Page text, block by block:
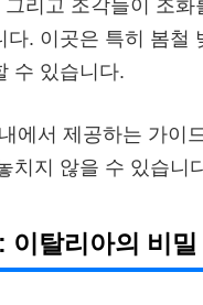
리고 조각들이 조
다. 이곳은 특히 봄철
수 있습니다.
에서 제공하는 가이
치지 않을 수 있습니
이탈리아의 비